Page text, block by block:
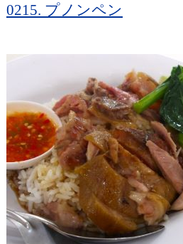
0215. プノンペン